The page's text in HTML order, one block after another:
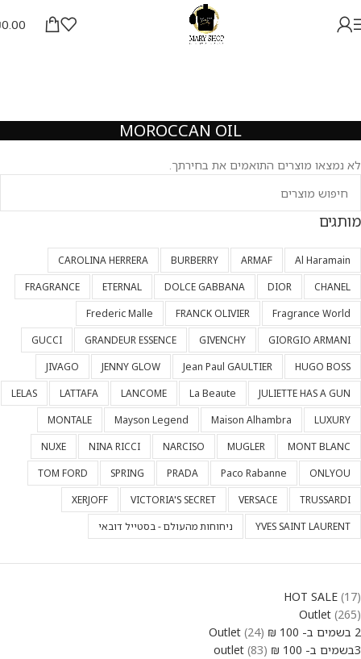
0.00
MOROCCAN OIL
לא נמצאו מוצרים התואמים את בחירתך.
מותגים
Al Haramain
ARMAF
BURBERRY
CAROLINA HERRERA
CHANEL
DIOR
DOLCE GABBANA
ETERNAL
FRAGRANCE
Fragrance World
FRANCK OLIVIER
Frederic Malle
GIORGIO ARMANI
GIVENCHY
GRANDEUR ESSENCE
GUCCI
HUGO BOSS
Jean Paul GAULTIER
JENNY GLOW
JIVAGO
JULIETTE HAS A GUN
La Beaute
LANCOME
LATTAFA
LELAS
LUXURY
Maison Alhambra
Mayson Legend
MONTALE
MONT BLANC
MUGLER
NARCISO
NINA RICCI
NUXE
ONLYOU
Paco Rabanne
PRADA
SPRING
TOM FORD
TRUSSARDI
VERSACE
VICTORIA'S SECRET
XERJOFF
YVES SAINT LAURENT
ניחוחות מהעולם - בסטייל דובאי
HOT SALE 17
Outlet 265
2 בשמים ב- 100 ₪ Outlet
24
3בשמים ב- 100 ₪ outlet
83